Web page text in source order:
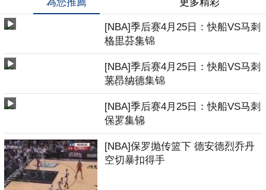
[NBA]季后赛4月25日：快船VS马刺
格里芬集锦
2015-04-25
[NBA]季后赛4月25日：快船VS马刺
莱昂纳德集锦
2015-04-25
[NBA]季后赛4月25日：快船VS马刺
保罗集锦
2015-04-25
[NBA]保罗抛传篮下 德安德烈乔丹
空切暴扣得手